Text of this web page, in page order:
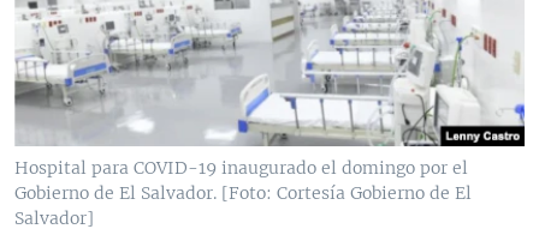
VENEZUELA
BRASIL
NICARAGUA
ECONOMÍA
ENTRETENIMIENTO Y CULTURA
TECNOLOGÍA
DEPORTES
CIENCIA Y SALUD
MULTIMEDIA
VIDEOS
FOTOGRAFÍA
AUDIOS
PROGRAMAS TV
EL MUNDO AL DÍA
FORO INTERAMERICANO
VISIÓN 360
RADIO
AVANCE INFORMATIVO
AUDIONOTICIAS
DIRECT
DOCUMENTALES DE LA VOA
Hospital para COVID-19 inaugurado el domingo por el
Gobierno de El Salvador. [Foto: Cortesía Gobierno de El
Salvador]